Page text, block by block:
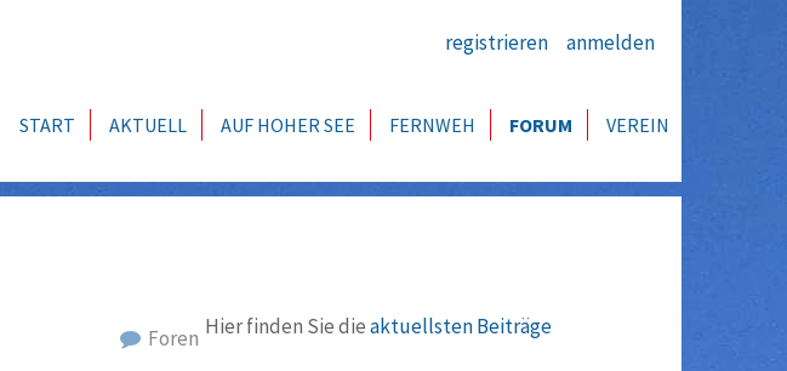
registrieren anmelden
START AKTUELL AUF HOHER SEE FERNWEH FORUM VEREIN
Hier finden Sie dieaktuellsten Beiträge
Foren